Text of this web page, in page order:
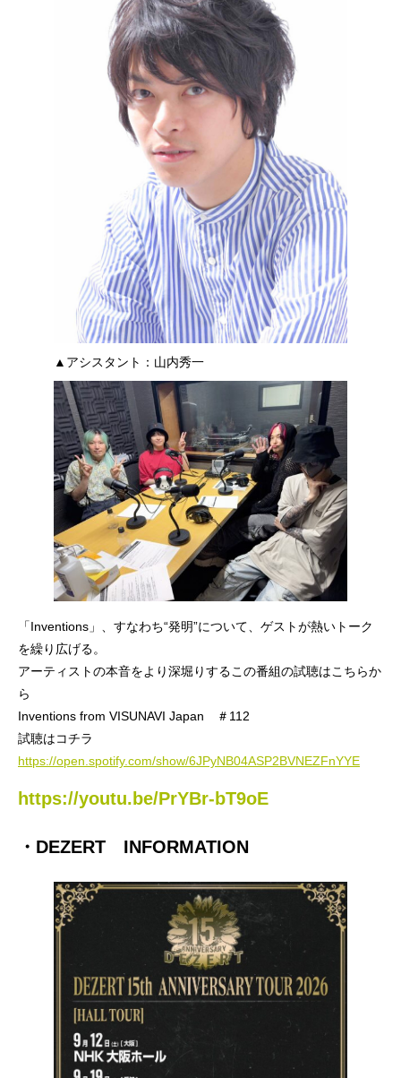
▲アシスタント：山内秀一
「Inventions」、すなわち“発明”について、ゲストが熱いトーク
を繰り広げる。
アーティストの本音をより深堀りするこの番組の試聴はこちらか
ら
Inventions from VISUNAVI Japan ＃112
試聴はコチラ
https://open.spotify.com/show/6JPyNB04ASP2BVNEZFnYYE
https://youtu.be/PrYBr-bT9oE
・DEZERT INFORMATION